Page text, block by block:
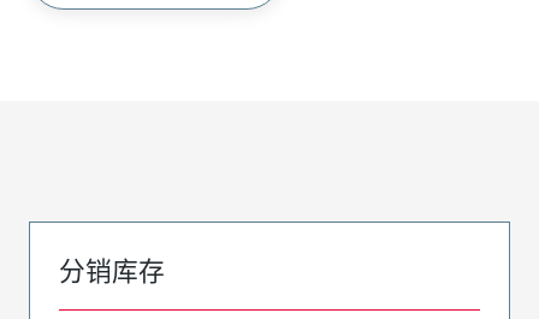
分销库存